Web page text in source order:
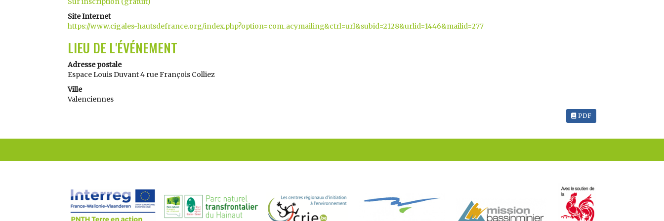
Site Internet
https://www.cigales-hautsdefrance.org/index.php?option=com_acymailing&ctrl=url&subid=2128&urlid=1446&mailid=277
LIEU DE L'ÉVÉNEMENT
Adresse postale
Espace Louis Duvant 4 rue François Colliez
Ville
Valenciennes
PDF